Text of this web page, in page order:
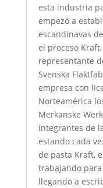
esta industria
empezó a
escandinavas
el proceso
representante
Svenska
empresa con
Norteamérica
Merkanske
integrantes de
estando cada
de pasta Kraft,
trabajando
llegando a